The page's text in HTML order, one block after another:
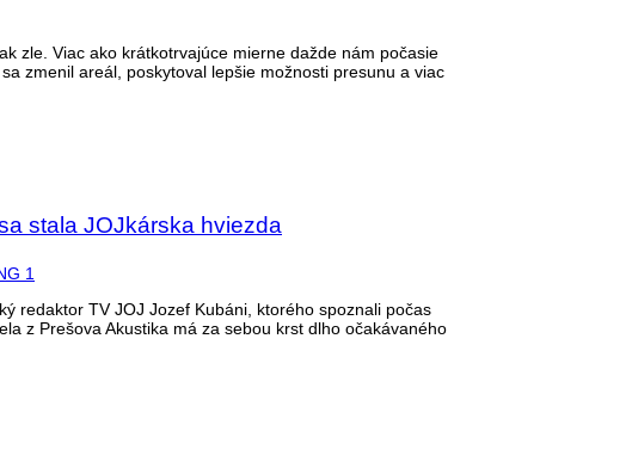
zle. Viac ako krátkotrvajúce mierne dažde nám počasie
zmenil areál, poskytoval lepšie možnosti presunu a viac
stala JOJkárska hviezda
redaktor TV JOJ Jozef Kubáni, ktorého spoznali počas
z Prešova Akustika má za sebou krst dlho očakávaného